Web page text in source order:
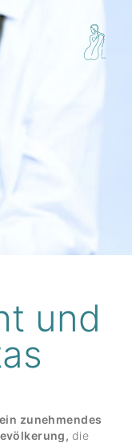
und
zunehmendes
die